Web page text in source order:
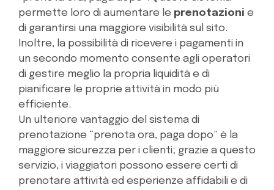
permette loro di aumentare le prenotazioni e
di garantirsi una maggiore visibilità sul sito.
Inoltre, la possibilità di ricevere i pagamenti in
un secondo momento consente agli operatori
di gestire meglio la propria liquidità e di
pianificare le proprie attività in modo più
efficiente.
Un ulteriore vantaggio del sistema di
prenotazione “prenota ora, paga dopo” è la
maggiore sicurezza per i clienti; grazie a questo
servizio, i viaggiatori possono essere certi di
prenotare attività ed esperienze affidabili e di